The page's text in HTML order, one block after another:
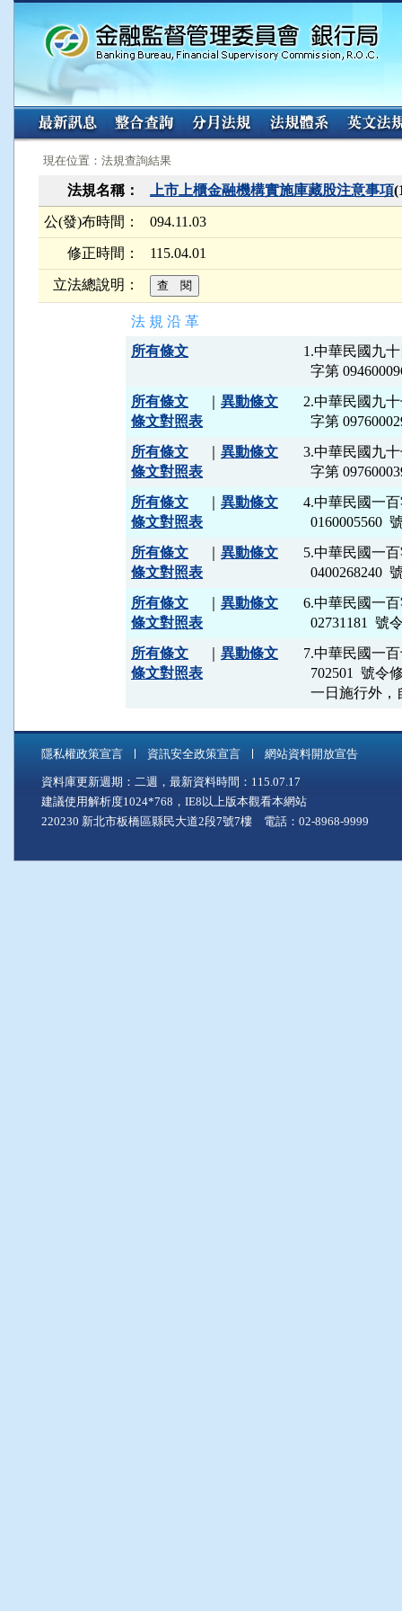
:::
現在位置：法規查詢結果
法規名稱： 上市上櫃金融機構實施庫藏股注意事項
公(發)布時間： 094.11.03
修正時間： 115.04.01
立法總說明：
法 規 沿 革
所有條文
1.中華民國九
所有條文
異動條文
條文對照表
2.中華民國九
所有條文
異動條文
條文對照表
3.中華民國九
所有條文
異動條文
條文對照表
4.中華民國一
所有條文
異動條文
條文對照表
5.中華民國一
所有條文
異動條文
條文對照表
6.中華民國一
所有條文
異動條文
條文對照表
7.中華民國一
702501  號令
一日施行外
隱私權政策宣言 資訊安全政策宣言 網站資料開放宣告
資料庫更新週期：二週，最新資料時間：115.07.17
建議使用解析度1024*768，IE8以上版本觀看本網站
220230 新北市板橋區縣民大道2段7號7樓 電話：02-8968-9999